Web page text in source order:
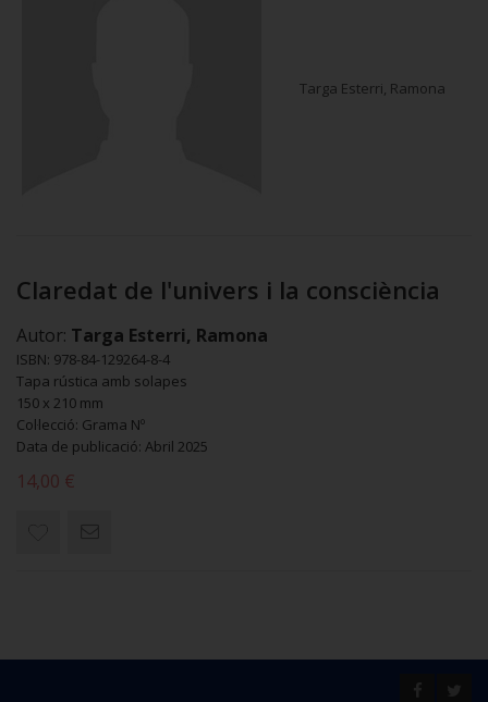
Targa Esterri, Ramona
Claredat de l'univers i la consciència
Autor: Targa Esterri, Ramona
ISBN: 978-84-129264-8-4
Tapa rústica amb solapes
150 x 210 mm
Col·lecció: Grama Nº
Data de publicació: Abril 2025
14,00 €